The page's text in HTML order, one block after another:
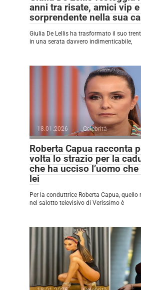
anni tra risate, amici vip e
sorprendente nella sua
Giulia De Lellis ha trasformato il suo
in una serata davvero indimenticabile,
18.01.2026 Celebrità
Roberta Capua racconta
volta lo strazio per la
che ha ucciso l’uomo
lei
Per la conduttrice Roberta Capua,
nel salotto televisivo di Verissimo è